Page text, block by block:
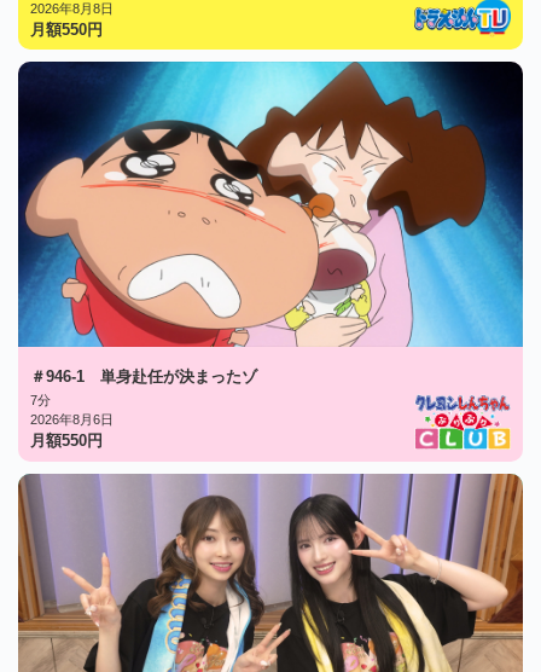
2026年8月8日
月額550円
＃946-1 単身赴任が決まったゾ
7分
2026年8月6日
月額550円